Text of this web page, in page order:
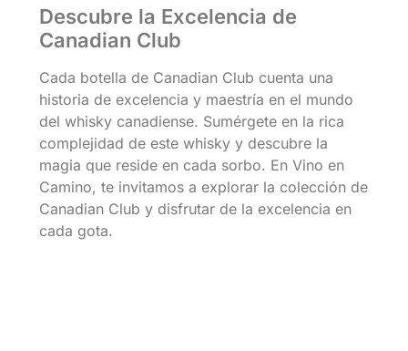
Descubre la Excelencia de
Canadian Club
Cada botella de Canadian Club cuenta una
historia de excelencia y maestría en el mundo
del whisky canadiense. Sumérgete en la rica
complejidad de este whisky y descubre la
magia que reside en cada sorbo. En Vino en
Camino, te invitamos a explorar la colección de
Canadian Club y disfrutar de la excelencia en
cada gota.